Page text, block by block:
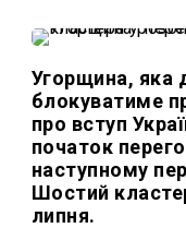
Угорщина, яка
блокуватиме
про вступ
початок
наступному
Шостий
липня.